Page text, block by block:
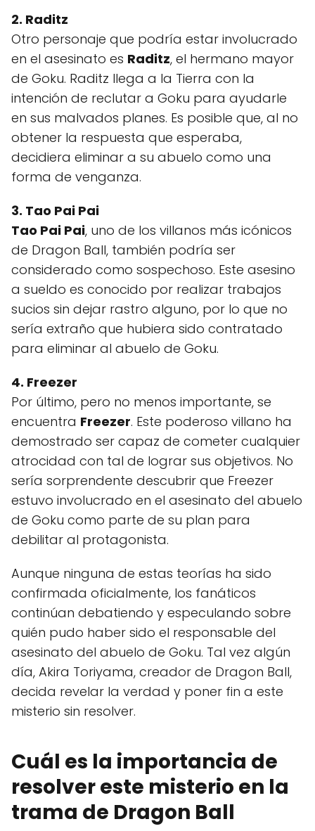
2. Raditz
Otro personaje que podría estar involucrado
en el asesinato es Raditz, el hermano mayor
de Goku. Raditz llega a la Tierra con la
intención de reclutar a Goku para ayudarle
en sus malvados planes. Es posible que, al no
obtener la respuesta que esperaba,
decidiera eliminar a su abuelo como una
forma de venganza.
3. Tao Pai Pai
Tao Pai Pai, uno de los villanos más icónicos
de Dragon Ball, también podría ser
considerado como sospechoso. Este asesino
a sueldo es conocido por realizar trabajos
sucios sin dejar rastro alguno, por lo que no
sería extraño que hubiera sido contratado
para eliminar al abuelo de Goku.
4. Freezer
Por último, pero no menos importante, se
encuentra Freezer. Este poderoso villano ha
demostrado ser capaz de cometer cualquier
atrocidad con tal de lograr sus objetivos. No
sería sorprendente descubrir que Freezer
estuvo involucrado en el asesinato del abuelo
de Goku como parte de su plan para
debilitar al protagonista.
Aunque ninguna de estas teorías ha sido
confirmada oficialmente, los fanáticos
continúan debatiendo y especulando sobre
quién pudo haber sido el responsable del
asesinato del abuelo de Goku. Tal vez algún
día, Akira Toriyama, creador de Dragon Ball,
decida revelar la verdad y poner fin a este
misterio sin resolver.
Cuál es la importancia de
resolver este misterio en la
trama de Dragon Ball